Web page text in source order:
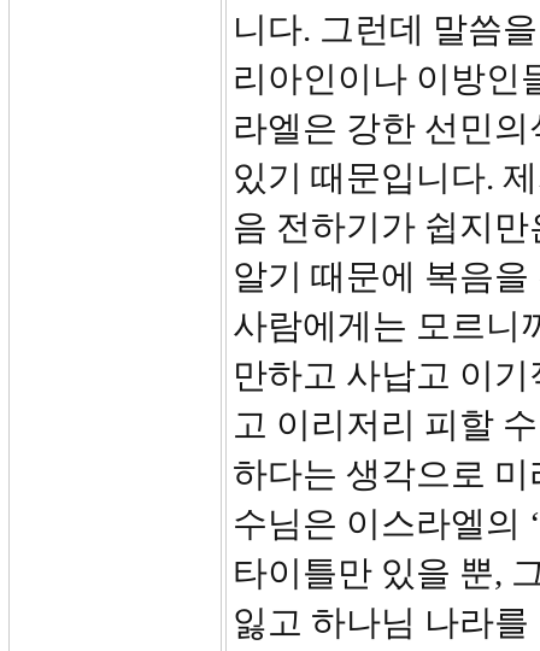
니다. 그런데 말씀
리아인이나 이방인
라엘은 강한 선민
있기 때문입니다.
음 전하기가 쉽지
알기 때문에 복음
사람에게는 모르니
만하고 사납고 이
고 이리저리 피할
하다는 생각으로
수님은 이스라엘의
타이틀만 있을 뿐,
잃고 하나님 나라